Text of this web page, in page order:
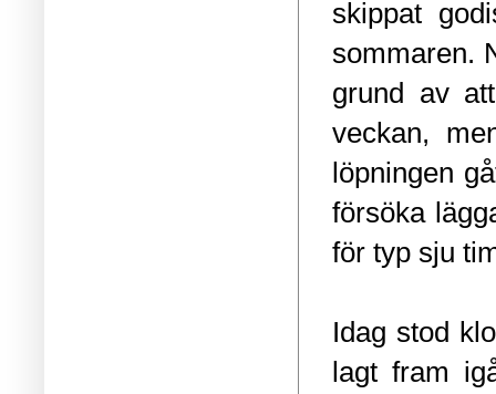
skippat
sommaren.
grund av
veckan,
löpningen
försöka
för typ sju
Idag stod
lagt fram